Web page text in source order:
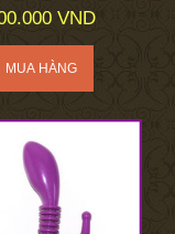
VND